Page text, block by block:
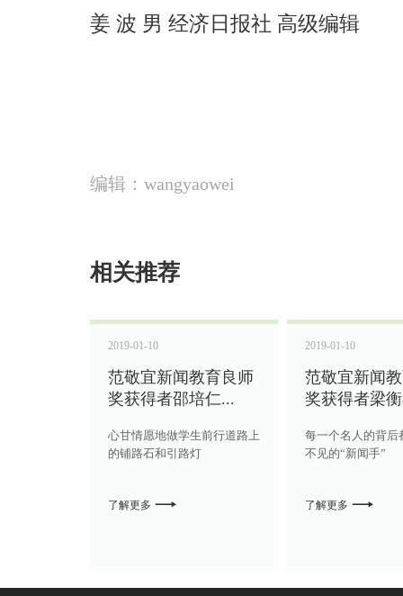
姜 波 男 经济日报社 高级编辑
编辑：wangyaowei
相关推荐
2019-01-10
范敬宜新闻教育良师
奖获得者邵培仁...
心甘情愿地做学生前行道路上
的铺路石和引路灯
了解更多
2019-01-10
范敬宜新闻
奖获得者梁
每一个名人的背后
不见的“新闻手”
了解更多